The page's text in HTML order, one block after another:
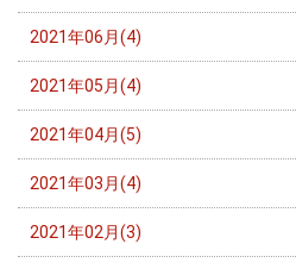
2021年06月(4)
2021年05月(4)
2021年04月(5)
2021年03月(4)
2021年02月(3)